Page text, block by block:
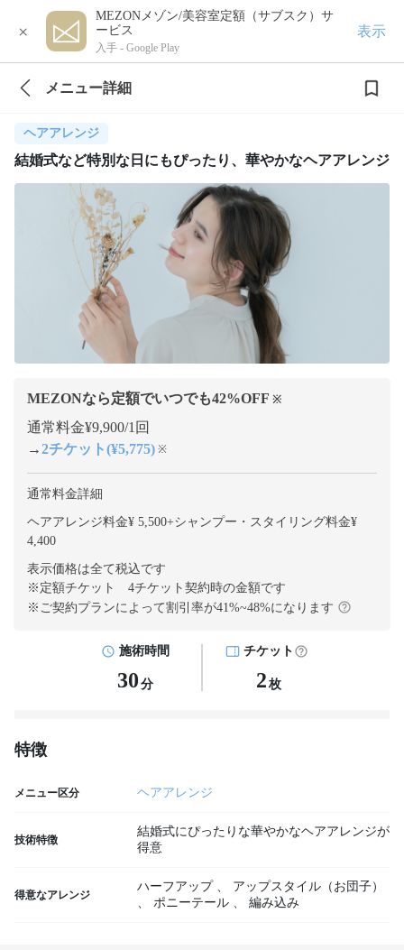
×
MEZONメゾン/美容室定額（サブスク）サ
ービス
入手 - Google Play
表示
メニュー詳細
ヘアアレンジ
結婚式など特別な日にもぴったり、華やかなヘアアレンジ
MEZONなら定額でいつでも42%OFF ※
通常料金¥9,900/1回
→2チケット(¥5,775) ※
通常料金詳細
ヘアアレンジ料金¥ 5,500+シャンプー・スタイリング料金¥
4,400
表示価格は全て税込です
※定額チケット 4チケット契約時の金額です
※ご契約プランによって割引率が41%~48%になります
施術時間
30 分
チケット
2 枚
特徴
メニュー区分 ヘアアレンジ
技術特徴
結婚式にぴったりな華やかなヘアアレンジが
得意
得意なアレンジ
ハーフアップ 、
アップスタイル（お団子）
、
ポニーテール 、 編み込み